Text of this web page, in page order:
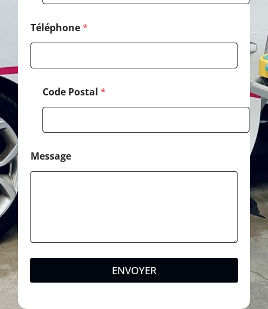
Téléphone*
Code Postal *
Message
ENVOYER